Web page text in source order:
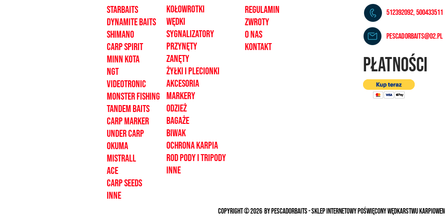
Starbaits
dynamite baits
shimano
carp spirit
minn kota
ngt
videotronic
monster fishing
tandem baits
carp marker
under carp
OKUMA
mistrall
ace
CARP SEEDS
inne
Kołowrotki
Wędki
sygnalizatory
Przynęty
zanęty
żyłki i plecionki
akcesoria
markery
odzież
bagaże
biwak
ochrona karpia
rod pody i tripody
inne
REGULAMIN
ZWROTY
O NAS
KONTAKT
512392092, 500433511
pescadorbaits@o2.pl
PŁATNOŚCI
Copyright © 2026 BY PESCADORBAITS - Sklep internetowy poświęcony wędkarstwu